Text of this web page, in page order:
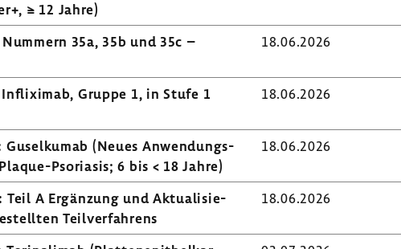
≥ 12 Jahre)
35a, 35b und 35c –
18.06.2026
Gruppe 1, in Stufe 1
18.06.2026
(Neues Anwen­dungs­
​Psoriasis; 6 bis < 18 Jahre)
18.06.2026
A Ergän­zung und Aktua­li­sie­
Teil­ver­fah­rens
18.06.2026